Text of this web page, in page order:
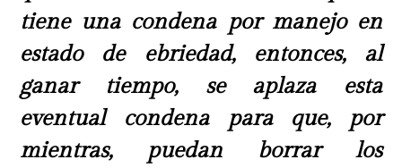
tiene una condena por manejo en
estado de ebriedad, entonces, al
ganar tiempo, se aplaza esta
eventual condena para que, por
mientras, puedan borrar los